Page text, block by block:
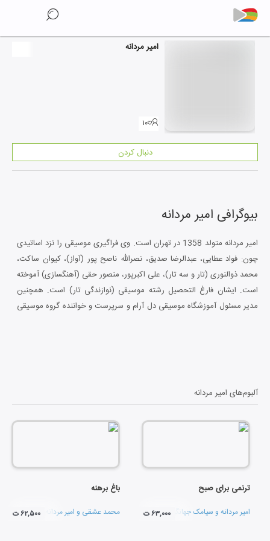
امیر مردانه
۱۰
دنبال کردن
بیوگرافی امیر مردانه
امیر مردانه متولد 1358 در تهران است. وی فراگیری موسیقی را نزد اساتیدی
چون: فواد عطایی، عبدالرضا صدیق، نصرالله ناصح پور (آواز)، کیوان ساکت،
محمد ذوالنوری (تار و سه تار)، علی اکبرپور، منصور حقی (آهنگسازی) آموخته
است. ایشان فارغ التحصیل رشته موسیقی (نوازندگی تار) است. همچنین
مدیر مسئول آموزشگاه موسیقی دل آرام و سرپرست و خواننده گروه موسیقی
آلبوم‌های امیر مردانه
ترنمی برای صبح
امیر مردانه و سیامک جهانگیری۶۳,۰۰۰ ت
باغ برهنه
محمد عشقی و امیر مردانه ۶۲,۵۰۰ ت